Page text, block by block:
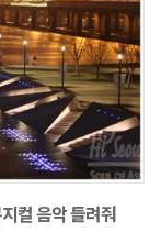
컬 음악 들려줘